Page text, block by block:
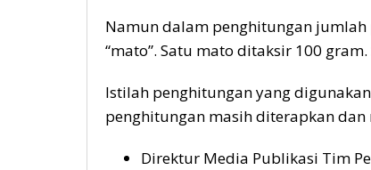
Namun dalam penghitungan
“mato”. Satu mato ditaksir 100
Istilah penghitungan yang
penghitungan masih diterapkan
Direktur Media Publikasi Tim